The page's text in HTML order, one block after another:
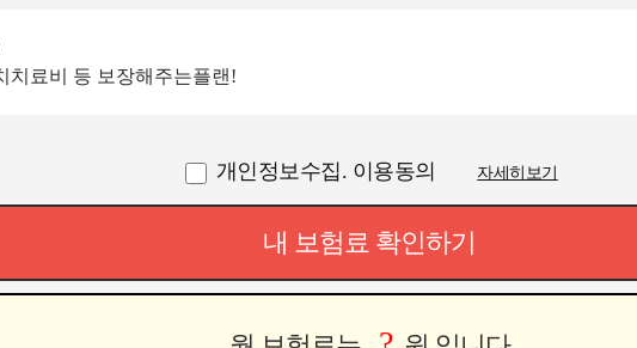
치료비 등 보장해주는플랜!
개인정보수집. 이용동의 자세히보기
내 보험료 확인하기